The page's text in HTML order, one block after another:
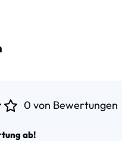
0 von Bewertungen
ab!